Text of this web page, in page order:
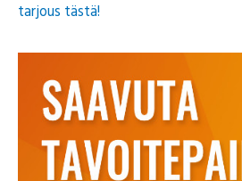
tarjous tästä!